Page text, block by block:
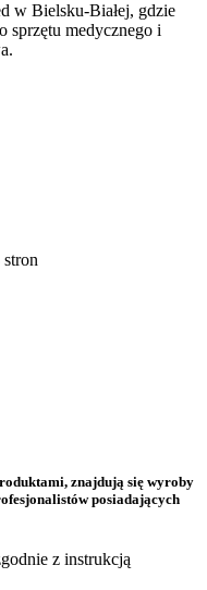
w Bielsku-Białej, gdzie
sprzętu medycznego i
znajdują się wyroby
posiadających
z instrukcją